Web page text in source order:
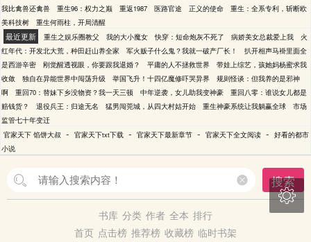
我比禽兽还禽兽
重生96：权力之巅 重返1987 医路官途 正义的使命
重生：全系专利，斩断欧
美科技树
重生何雨柱，开局清醒
最近更新 重生之娱乐圈教父 我的大小魔女 快穿：短命炮灰不死了 病娇美女总裁爱上我
火
红年代：开发北大荒，种田赶山养全家
军火贩子什么鬼？我就一破产厂长！
扒开相声马褂里面全
是西游辛密
刚觉醒透视眼，你要跟我退婚？ 平庸的人不拯救世界
带娃上综艺，孩她妈杨蜜求我
收敛
独自在异能世界中闯荡升级 举国飞升！十四亿魔修吓哭异界
规则怪谈：但我养的是邪神
啊
重回70：替妹下乡没物资？我一天三顿 中年逆袭，女儿助我变神豪
重回八零：谁说女儿都是
赔钱货？
退役兵王：归途无名 猛男闯莞城，从四大村姑开始 重生神豪系统让我躺赢全球
市场
监管七十年变迁
官家天下 馅饼大叔 - 官家天下txt下载 - 官家天下最新章节 - 官家天下全文阅读 - 好看的都市
小说
搜索
书库 分类 作者 全本 排行
首页 点击榜 推荐榜 收藏榜 临时书架
